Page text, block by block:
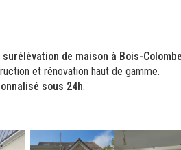
de maison à Bois-
et rénovation haut de gamme.
sous 24h.